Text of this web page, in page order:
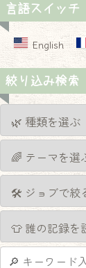
言語スイッチ
English
絞り込み検索